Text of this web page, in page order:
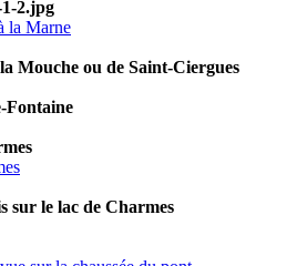
2.jpg
la Marne
Mouche ou de Saint-Ciergues
Fontaine
sur le lac de Charmes